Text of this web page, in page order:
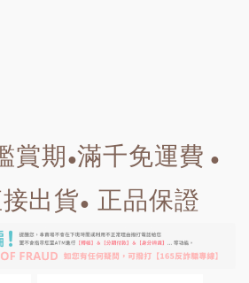
賞期 ●滿千免運費 ●
出貨● 正品保證